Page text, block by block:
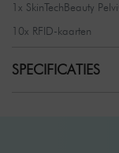
1x SkinTechBeauty
10x RFID-kaarten
SPECIFICATIES